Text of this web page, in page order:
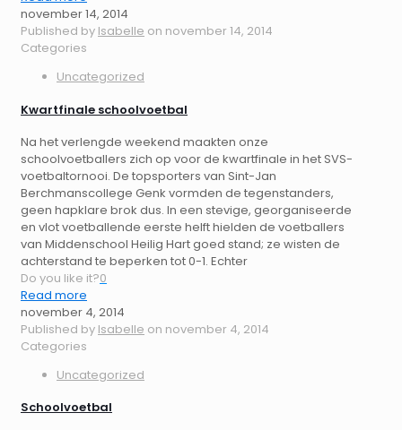
november 14, 2014
Published by Isabelle on november 14, 2014
Categories
Uncategorized
Kwartfinale schoolvoetbal
Na het verlengde weekend maakten onze
schoolvoetballers zich op voor de kwartfinale in het SVS-
voetbaltornooi. De topsporters van Sint-Jan
Berchmanscollege Genk vormden de tegenstanders,
geen hapklare brok dus. In een stevige, georganiseerde
en vlot voetballende eerste helft hielden de voetballers
van Middenschool Heilig Hart goed stand; ze wisten de
achterstand te beperken tot 0-1. Echter
Do you like it?0
Read more
november 4, 2014
Published by Isabelle on november 4, 2014
Categories
Uncategorized
Schoolvoetbal